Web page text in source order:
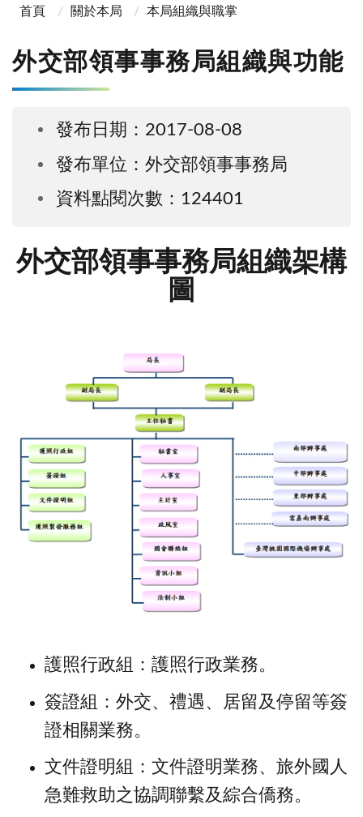
首頁 關於本局 本局組織與職掌
外交部領事事務局組織與功能
發布日期：2017-08-08
發布單位：外交部領事事務局
資料點閱次數：124401
外交部領事事務局組織架構
圖
護照行政組：護照行政業務。
簽證組：外交、禮遇、居留及停留等簽
證相關業務。
文件證明組：文件證明業務、旅外國人
急難救助之協調聯繫及綜合僑務。